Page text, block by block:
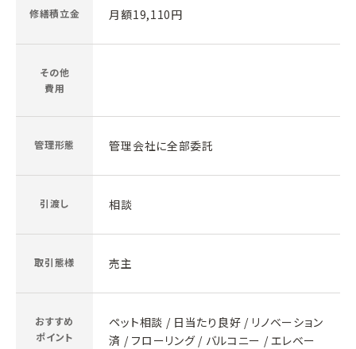
修繕積立金 月額19,110円
その他
費用
管理形態 管理会社に全部委託
引渡し 相談
取引態様 売主
おすすめ
ポイント
ペット相談 / 日当たり良好 / リノベーション
済 / フローリング / バルコニー / エレベー